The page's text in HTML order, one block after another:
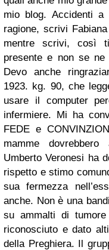
mio blog. Accidenti a
ragione, scrivi
mentre scrivi, così
presente e non se
Devo anche
1923. kg. 90, che
usare il computer
infermiere. Mi ha
FEDE e
mamme
Umberto Veronesi ha
rispetto e stimo
sua fermezza
anche. Non è una
su ammalti di
riconosciuto e dato
della Preghiera. Il